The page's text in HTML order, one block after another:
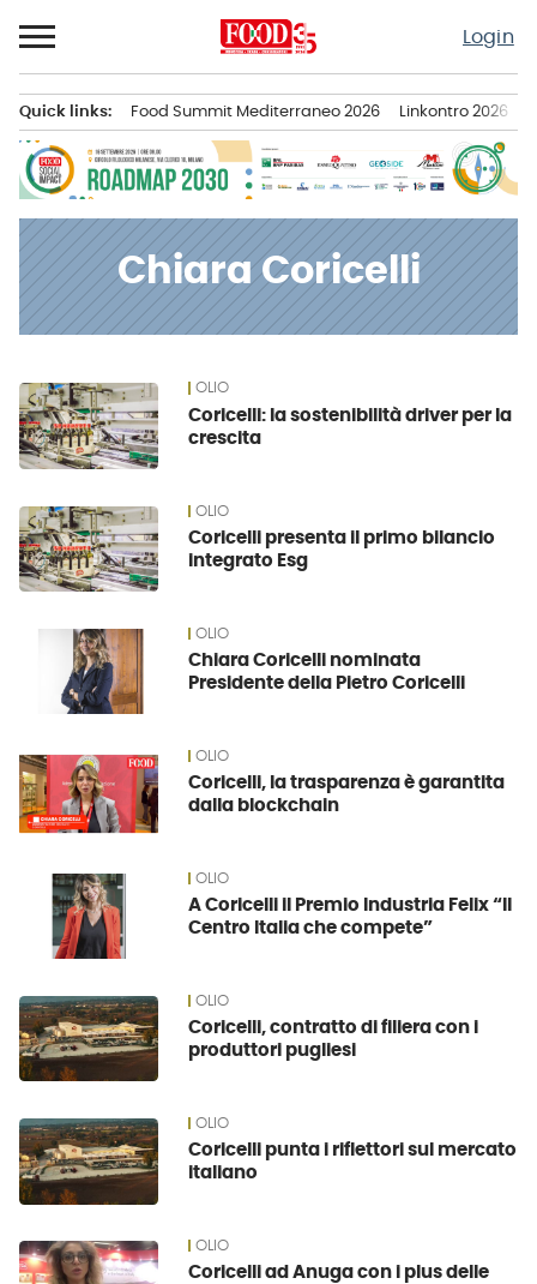
al
contenuto
Login
principale
Quick links: Food Summit Mediterraneo 2026 Linkontro 2026
Chiara Coricelli
News OLIO
Coricelli: la sostenibilità driver per la
crescita
OLIO
Coricelli presenta il primo bilancio
integrato Esg
OLIO
Chiara Coricelli nominata
Presidente della Pietro Coricelli
OLIO
Coricelli, la trasparenza è garantita
dalla blockchain
OLIO
A Coricelli il Premio Industria Felix “Il
Centro Italia che compete”
OLIO
Coricelli, contratto di filiera con i
produttori pugliesi
OLIO
Coricelli punta i riflettori sul mercato
italiano
OLIO
Coricelli ad Anuga con i plus delle